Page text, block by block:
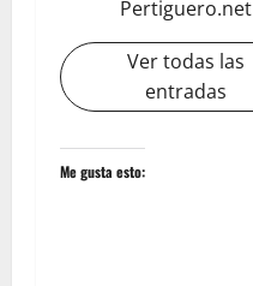
Pertiguero.net
Ver todas las
entradas
Me gusta esto: